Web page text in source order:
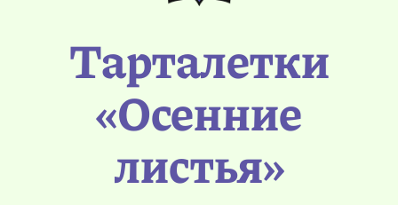
Тарталетки
«Осенние
листья»